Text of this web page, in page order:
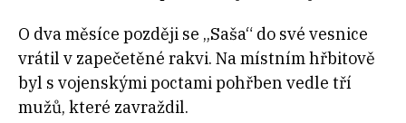
O dva měsíce později se „Saša“ do své vesnice
vrátil v zapečetěné rakvi. Na místním hřbitově
byl s vojenskými poctami pohřben vedle tří
mužů, které zavraždil.